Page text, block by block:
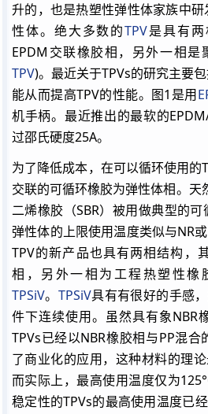
升的，也是热塑性弹性体家族中
性体。绝大多数的TPV是具有
EPDM交联橡胶相，另外一相是
TPV)。最近关于TPVs的研究主要
能从而提高TPV的性能。图1是用
机手柄。最近推出的最软的
过邵氏硬度25A。
为了降低成本，在可以循环使用的
交联的可循环橡胶为弹性体相。
二烯橡胶（SBR）被用做典型的
弹性体的上限使用温度类似与NR
TPV的新产品也具有两相结构，
相，另外一相为工程热塑性橡
TPSiV。 TPSiV具有有很好的手感
件下连续使用。虽然具有象NBR
TPVs已经以NBR橡胶相与PP混合
了商业化的应用，这种材料的理论
而实际上，最高使用温度仅为
稳定性的TPVs的最高使用温度已